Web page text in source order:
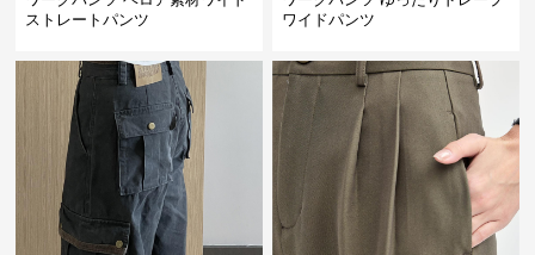
ストレートパンツ
ワイドパンツ